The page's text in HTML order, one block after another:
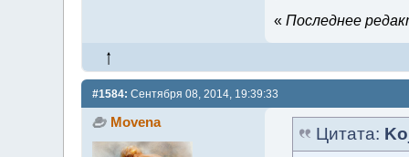
« Последнее
#1584: Сентября 08, 2014, 19:39:33
Movena
Цитата: